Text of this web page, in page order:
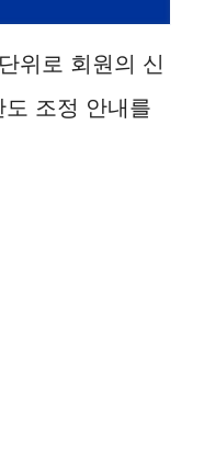
위로 회원의 신
조정 안내를